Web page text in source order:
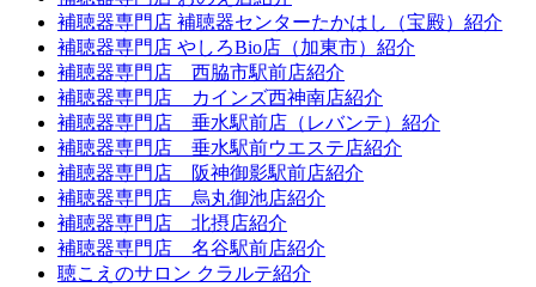
補聴器専門店 補聴器センターたかはし（宝殿）紹介
補聴器専門店 やしろBio店（加東市）紹介
補聴器専門店 西脇市駅前店紹介
補聴器専門店 カインズ西神南店紹介
補聴器専門店 垂水駅前店（レバンテ）紹介
補聴器専門店 垂水駅前ウエステ店紹介
補聴器専門店 阪神御影駅前店紹介
補聴器専門店 烏丸御池店紹介
補聴器専門店 北摂店紹介
補聴器専門店 名谷駅前店紹介
聴こえのサロン クラルテ紹介